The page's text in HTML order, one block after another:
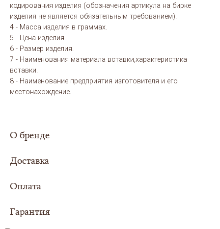
кодирования изделия (обозначения артикула на бирке
изделия не является обязательным требованием).
4 - Масса изделия в граммах.
5 - Цена изделия.
6 - Размер изделия.
7 - Наименования материала вставки,характеристика
вставки.
8 - Наименование предприятия изготовителя и его
местонахождение.
О бренде
Доставка
Сумма заказа составила
совершенно
Оплата
Выбери свой вариант оплаты заказа:
Гарантия